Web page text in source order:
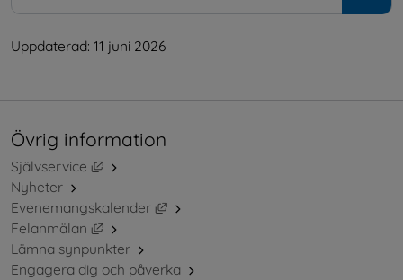
Uppdaterad: 11 juni 2026
Övrig information
Självservice
Länk till annan webbplats, öppnas i nytt fönster.
Nyheter
Evenemangskalender
Länk till annan webbplats, öppnas i
Felanmälan
Länk till annan webbplats, öppnas i nytt fönster.
Lämna synpunkter
Engagera dig och påverka